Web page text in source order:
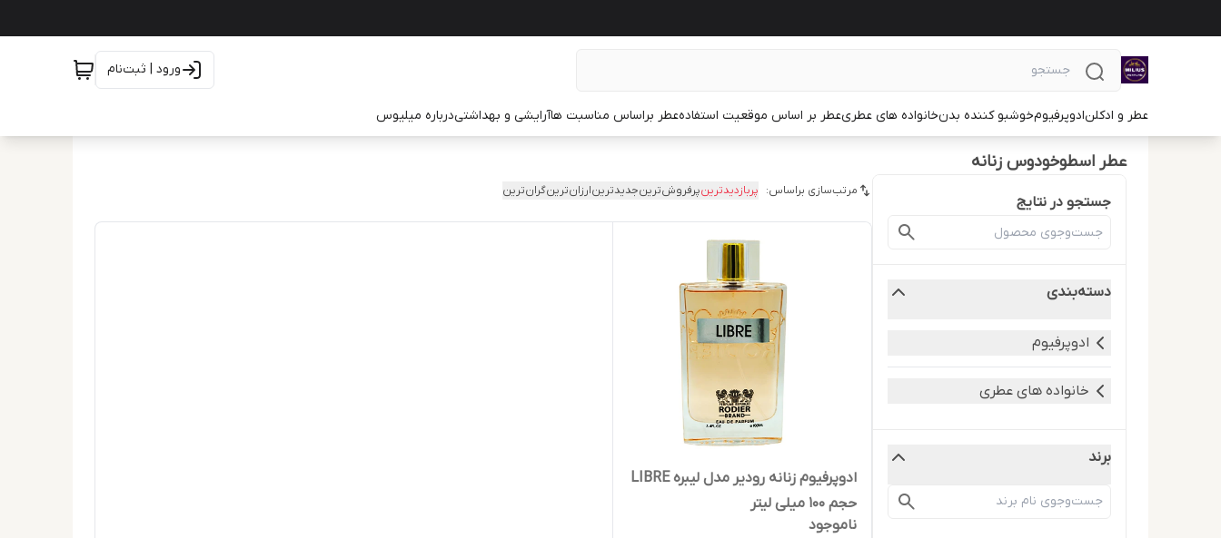
ورود | ثبت‌نام
عطر و ادکلنادوپرفیومخوشبو کننده بدنخانواده های عطریعطر بر اساس موقعیت استفادهعطر براساس مناسبت هاآرایشی و بهداشتیدرباره میلیوس
عطر اسطوخودوس زنانه
جستجو در نتایج
دسته‌بندی
ادوپرفیوم
خانواده های عطری
برند
مرتب‌سازی براساس: پربازدیدترینپرفروش‌ترینجدیدترینارزان‌ترینگران‌ترین
ادوپرفیوم زنانه رودیر مدل لیبره LIBRE
حجم 100 میلی لیتر
ناموجود